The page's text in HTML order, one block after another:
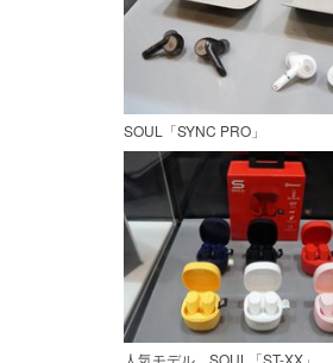
SOUL「SYNC PRO」
人気モデル、SOUL「ST-XX」